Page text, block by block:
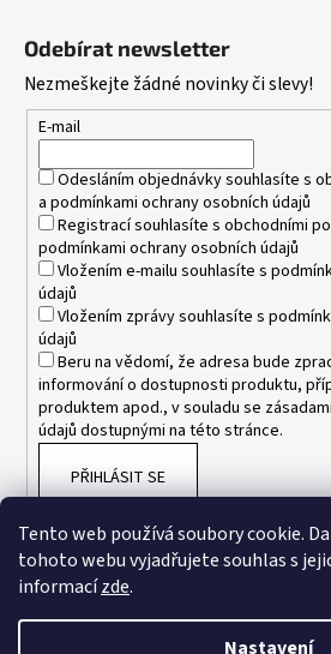
Tento web používá soubory cookie.
tohoto webu vyjadřujete souhlas s
informacízde.
Nastavení
Odebírat newsletter
Nezmeškejte žádné novinky či slevy!
E-mail
Odesláním objednávky souhlasíte s
a podmínkami ochrany osobních údajů
Registrací souhlasíte s obchodními
podmínkami ochrany osobních údajů
Vložením e-mailu souhlasíte s
údajů
Vložením zprávy souhlasíte s
údajů
Beru na vědomí, že adresa bude
informování o dostupnosti produktu,
produktem apod., v souladu se
údajů dostupnými na této stránce.
PŘIHLÁSIT SE